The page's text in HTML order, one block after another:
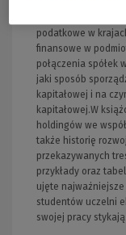
podatkowe w
finansowe w
połączenia spółek
jaki sposób
kapitałowej i na
kapitałowej.W
holdingów we
także historię
przekazywanych
przykłady oraz
ujęte
studentów uczelni
swojej pracy